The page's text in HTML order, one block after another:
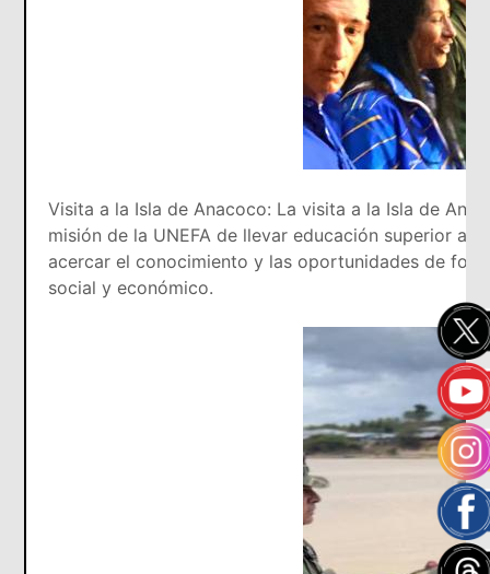
Visita a la Isla de Anacoco: La visita a la Isla de
misión de la UNEFA de llevar educación superior a
acercar el conocimiento y las oportunidades de
social y económico.